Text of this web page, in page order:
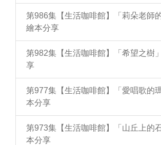
第986集【生活咖啡館】「莉朵老師
繪本分享
第982集【生活咖啡館】「希望之樹
享
第977集【生活咖啡館】「愛唱歌的
本分享
第973集【生活咖啡館】「山丘上的
本分享